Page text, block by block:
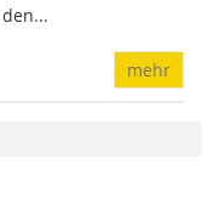
mehr